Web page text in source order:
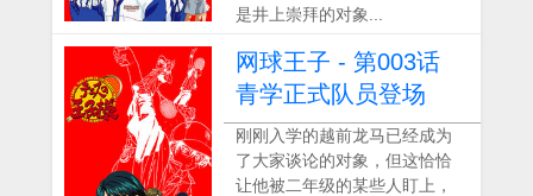
是井上崇拜的对象...
网球王子 - 第003话
青学正式队员登场
刚刚入学的越前龙马已经成为
了大家谈论的对象，但这恰恰
让他被二年级的某些人盯上，